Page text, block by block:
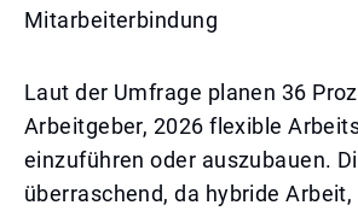
Mitarbeiterbindung
Laut der Umfrage planen 36
Arbeitgeber, 2026 flexible
einzuführen oder auszubauen.
überraschend, da hybride